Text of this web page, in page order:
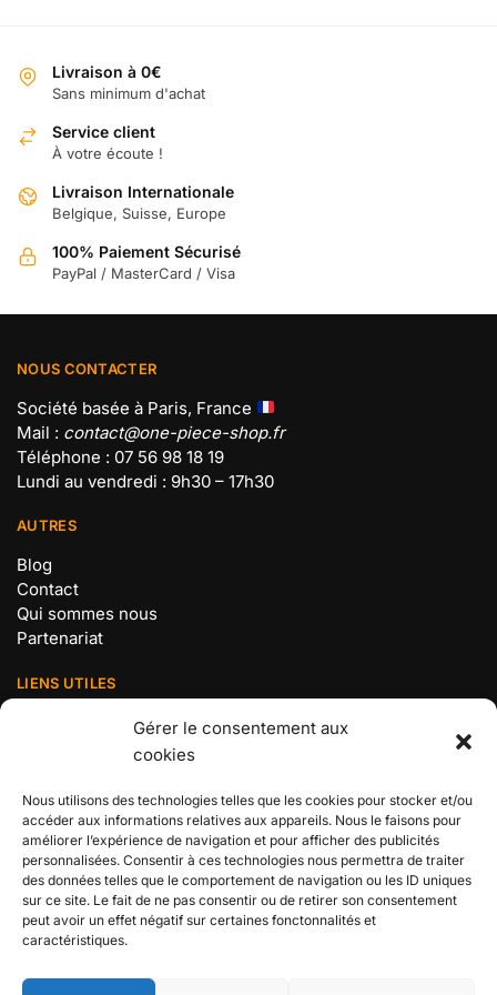
Gérer le consentement aux
cookies
Nous utilisons des technologies telles que les cookies pour stocker et/ou
accéder aux informations relatives aux appareils. Nous le faisons pour
améliorer l’expérience de navigation et pour afficher des publicités
personnalisées. Consentir à ces technologies nous permettra de traiter
des données telles que le comportement de navigation ou les ID uniques
sur ce site. Le fait de ne pas consentir ou de retirer son consentement
peut avoir un effet négatif sur certaines fonctonnalités et
caractéristiques.
être
choisies
sur
page
Livraison à 0€
Sans minimum d'achat
Service client
À votre écoute !
Livraison Internationale
Belgique, Suisse, Europe
100% Paiement Sécurisé
PayPal / MasterCard / Visa
NOUS CONTACTER
Société basée à Paris, France
Mail : contact@one-piece-shop.fr
Téléphone : 07 56 98 18 19
Lundi au vendredi : 9h30 – 17h30
AUTRES
Blog
Contact
Qui sommes nous
Partenariat
LIENS UTILES
Mentions légales
Politique de confidentialité
Politique de cookies (UE)
BOUTIQUE N°1 ONE PIECE
Retrouvez tous les produits de votre manga préféré chez
votre boutique n°1 en France dédiée à l’univers des
Pirates !